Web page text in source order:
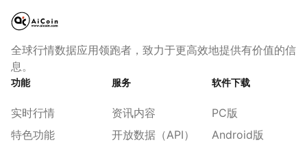
全球行情数据应用领跑者，致力于更高效地提供有价值的信
息。
功能
实时行情
特色功能
服务
资讯内容
开放数据（API）
软件下载
PC版
Android版